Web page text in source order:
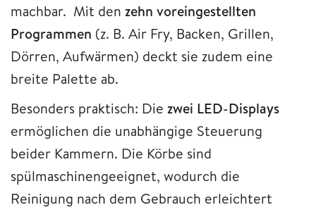
machbar. Mit den zehn voreingestellten
Programmen (z. B. Air Fry, Backen, Grillen,
Dörren, Aufwärmen) deckt sie zudem eine
breite Palette ab.
Besonders praktisch: Die zwei LED-Displays
ermöglichen die unabhängige Steuerung
beider Kammern. Die Körbe sind
spülmaschinengeeignet, wodurch die
Reinigung nach dem Gebrauch erleichtert